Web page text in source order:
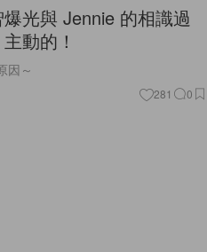
光與 Jennie 的相識過
動的！
因～
281 0